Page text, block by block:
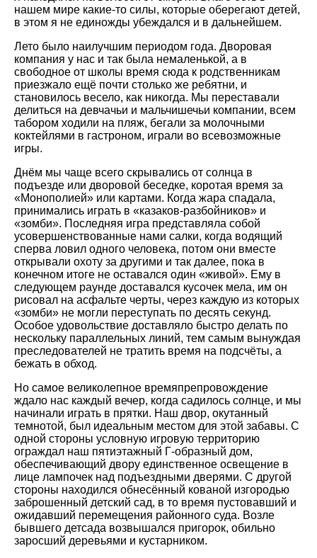
нашем мире какие-то силы, которые оберегают детей,
в этом я не единожды убеждался и в дальнейшем.
Лето было наилучшим периодом года. Дворовая
компания у нас и так была немаленькой, а в
свободное от школы время сюда к родственникам
приезжало ещё почти столько же ребятни, и
становилось весело, как никогда. Мы переставали
делиться на девчачьи и мальчишечьи компании, всем
табором ходили на пляж, бегали за молочными
коктейлями в гастроном, играли во всевозможные
игры.
Днём мы чаще всего скрывались от солнца в
подъезде или дворовой беседке, коротая время за
«Монополией» или картами. Когда жара спадала,
принимались играть в «казаков-разбойников» и
«зомби». Последняя игра представляла собой
усовершенствованные нами салки, когда водящий
сперва ловил одного человека, потом они вместе
открывали охоту за другими и так далее, пока в
конечном итоге не оставался один «живой». Ему в
следующем раунде доставался кусочек мела, им он
рисовал на асфальте черты, через каждую из которых
«зомби» не могли переступать по десять секунд.
Особое удовольствие доставляло быстро делать по
нескольку параллельных линий, тем самым вынуждая
преследователей не тратить время на подсчёты, а
бежать в обход.
Но самое великолепное времяпрепровождение
ждало нас каждый вечер, когда садилось солнце, и мы
начинали играть в прятки. Наш двор, окутанный
темнотой, был идеальным местом для этой забавы. С
одной стороны условную игровую территорию
ограждал наш пятиэтажный Г-образный дом,
обеспечивающий двору единственное освещение в
лице лампочек над подъездными дверями. С другой
стороны находился обнесённый кованой изгородью
заброшенный детский сад, в то время пустовавший и
ожидавший перемещения районного суда. Возле
бывшего детсада возвышался пригорок, обильно
заросший деревьями и кустарником.